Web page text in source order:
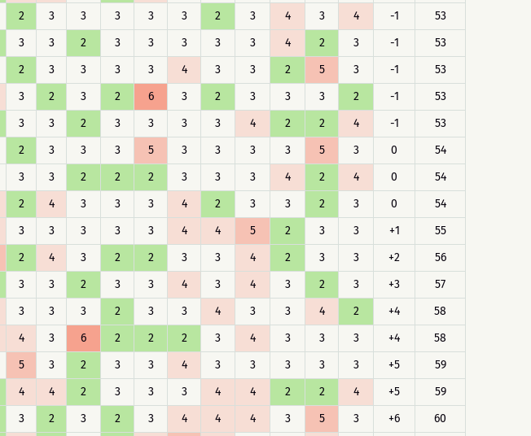
2 3 3 3 3 3 2 3 4 3 4 -1
53
3 3 2 3 3 3 3 3 4 2 3 -1
53
2 3 3 3 3 4 3 3 2 5 3 -1
53
3 2 3 2 6 3 2 3 3 3 2 -1
53
3 3 2 3 3 3 3 4 2 2 4 -1
53
2 3 3 3 5 3 3 3 3 5 3 0
54
3 3 2 2 2 3 3 3 4 2 4 0
54
2 4 3 3 3 4 2 3 3 2 3 0
54
3 3 3 3 3 4 4 5 2 3 3 +1
55
2 4 3 2 2 3 3 4 2 3 3 +2
56
3 3 2 3 3 4 3 4 3 2 3 +3
57
3 3 3 2 3 3 4 3 3 4 2 +4
58
4 3 6 2 2 2 3 4 3 3 3 +4
58
5 3 2 3 3 4 3 3 3 3 3 +5
59
4 4 2 3 3 3 4 4 2 2 4 +5
59
3 2 3 2 3 4 4 4 3 5 3 +6
60